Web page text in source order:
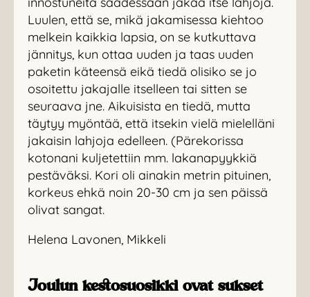
Luulen, että se, mikä jakamisessa kiehtoo
melkein kaikkia lapsia, on se kutkuttava
jännitys, kun ottaa uuden ja taas uuden
paketin käteensä eikä tiedä olisiko se jo
osoitettu jakajalle itselleen tai sitten se
seuraava jne. Aikuisista en tiedä, mutta
täytyy myöntää, että itsekin vielä mielelläni
jakaisin lahjoja edelleen. (Pärekorissa
kotonani kuljetettiin mm. lakanapyykkiä
pestäväksi. Kori oli ainakin metrin pituinen,
korkeus ehkä noin 20-30 cm ja sen päissä
olivat sangat.
Helena Lavonen, Mikkeli
Joulun kestosuosikki ovat sukset